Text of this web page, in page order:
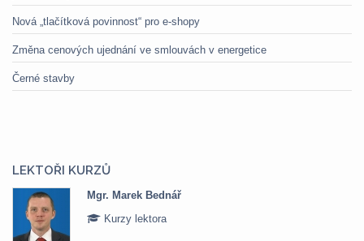
Nová „tlačítková povinnost“ pro e-shopy
Změna cenových ujednání ve smlouvách v energetice
Černé stavby
LEKTOŘI KURZŮ
Mgr. Marek Bednář
Kurzy lektora